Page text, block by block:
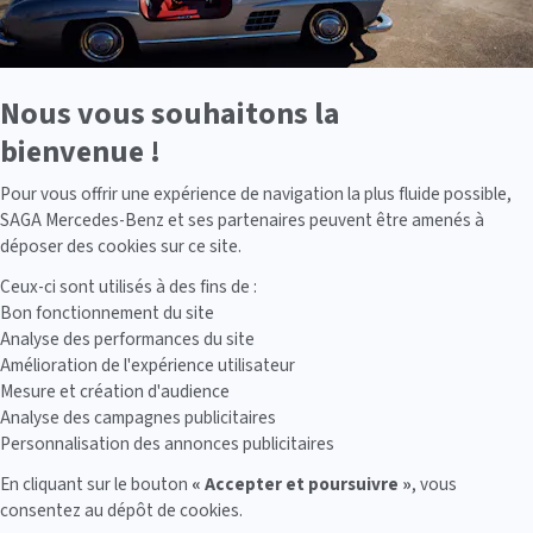
Nous vous souhaitons la
bienvenue !
Pour vous offrir une expérience de navigation la plus fluide possible,
SAGA Mercedes-Benz et ses partenaires peuvent être amenés à
déposer des cookies sur ce site.
Ceux-ci sont utilisés à des fins de :
Bon fonctionnement du site
Analyse des performances du site
Amélioration de l'expérience utilisateur
Mesure et création d'audience
Analyse des campagnes publicitaires
Personnalisation des annonces publicitaires
En cliquant sur le bouton « Accepter et poursuivre », vous
consentez au dépôt de cookies.